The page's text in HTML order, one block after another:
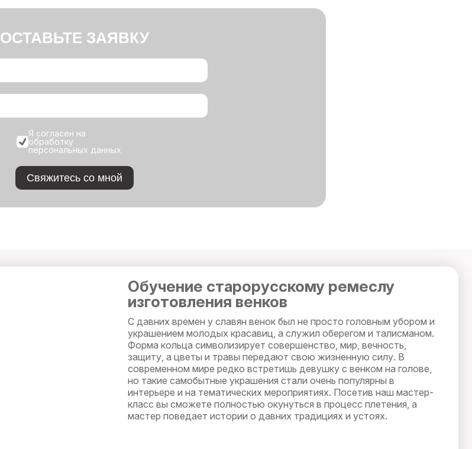
ОСТАВЬТЕ ЗАЯВКУ
Я согласен на
обработку
персональных данных
Свяжитесь со мной
Обучение старорусскому ремеслу
изготовления венков
С давних времен у славян венок был не просто головным убором и
украшением молодых красавиц, а служил оберегом и талисманом.
Форма кольца символизирует совершенство, мир, вечность,
защиту, а цветы и травы передают свою жизненную силу. В
современном мире редко встретишь девушку с венком на голове,
но такие самобытные украшения стали очень популярны в
интерьере и на тематических мероприятиях. Посетив наш мастер-
класс вы сможете полностью окунуться в процесс плетения, а
мастер поведает истории о давних традициях и устоях.